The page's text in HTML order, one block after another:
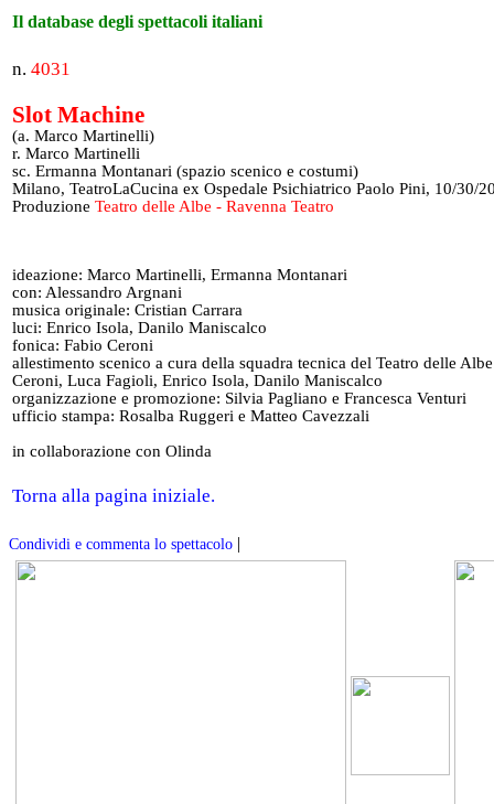
Il database degli spettacoli italiani
n. 4031
Slot Machine
(a. Marco Martinelli)
r. Marco Martinelli
sc. Ermanna Montanari (spazio scenico e costumi)
Milano, TeatroLaCucina ex Ospedale Psichiatrico Paolo Pini, 10/30/
Produzione Teatro delle Albe - Ravenna Teatro
ideazione: Marco Martinelli, Ermanna Montanari
con: Alessandro Argnani
musica originale: Cristian Carrara
luci: Enrico Isola, Danilo Maniscalco
fonica: Fabio Ceroni
allestimento scenico a cura della squadra tecnica del Teatro delle
Ceroni, Luca Fagioli, Enrico Isola, Danilo Maniscalco
organizzazione e promozione: Silvia Pagliano e Francesca Venturi
ufficio stampa: Rosalba Ruggeri e Matteo Cavezzali
in collaborazione con Olinda
Torna alla pagina iniziale.
Condividi e commenta lo spettacolo |